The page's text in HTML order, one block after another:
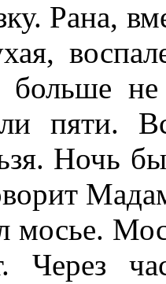
Рана,
не
пяти.
Ночь
мосье.
Через